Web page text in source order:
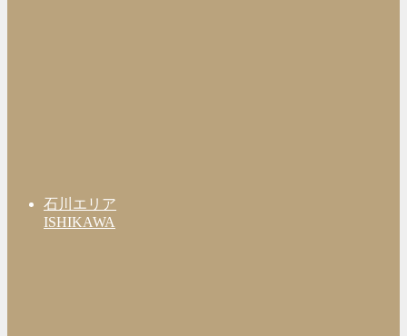
石川エリア
ISHIKAWA